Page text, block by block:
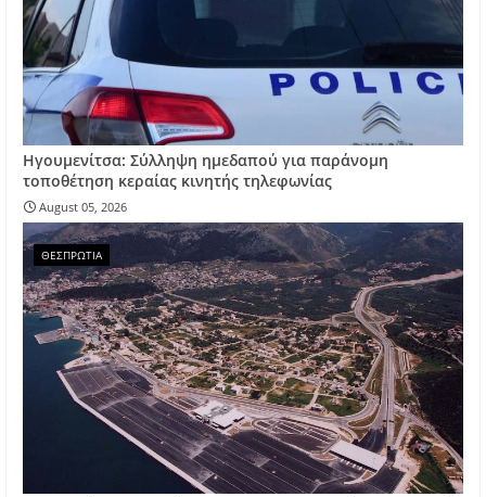
Ηγουμενίτσα: Σύλληψη ημεδαπού για παράνομη
τοποθέτηση κεραίας κινητής τηλεφωνίας
August 05, 2026
ΘΕΣΠΡΩΤΙΑ